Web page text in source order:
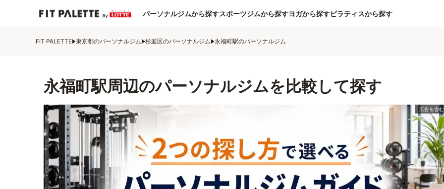
パーソナルジムから探すスポーツジムから探すヨガから探すピラティスから探す
FIT PALETTE 東京都のパーソナルジム 杉並区のパーソナルジム 永福町駅のパーソナルジム
永福町駅周辺のパーソナルジムを比較して探す